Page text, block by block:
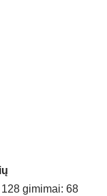
gimimai: 68